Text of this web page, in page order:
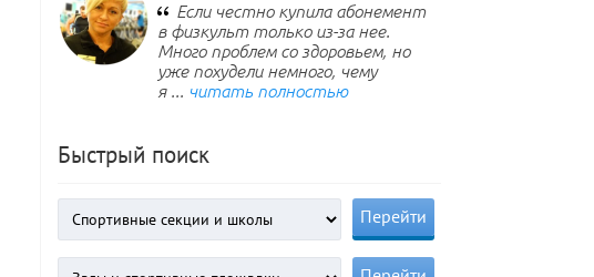
Если честно купила абонемент
в физкульт только из-за нее.
Много проблем со здоровьем, но
уже похудели немного, чему
я ... читать полностью
Быстрый поиск